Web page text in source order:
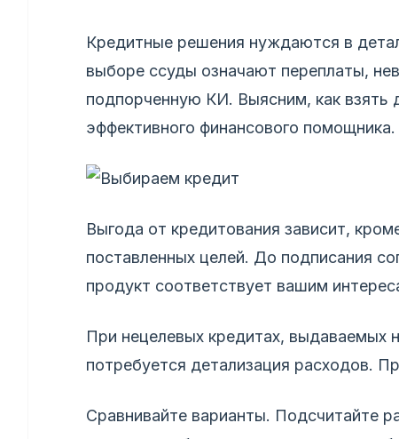
Кредитные решения нуждаются в
выборе ссуды означают переплаты,
подпорченную КИ. Выясним, как взять
эффективного финансового помощника.
Выгода от кредитования зависит,
поставленных целей. До подписания
продукт соответствует вашим
При нецелевых кредитах, выдаваемых
потребуется детализация расходов.
Сравнивайте варианты. Подсчитайте